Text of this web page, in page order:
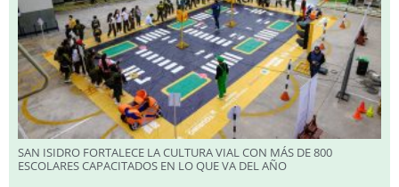
SAN ISIDRO FORTALECE LA CULTURA VIAL CON MÁS DE 800
ESCOLARES CAPACITADOS EN LO QUE VA DEL AÑO